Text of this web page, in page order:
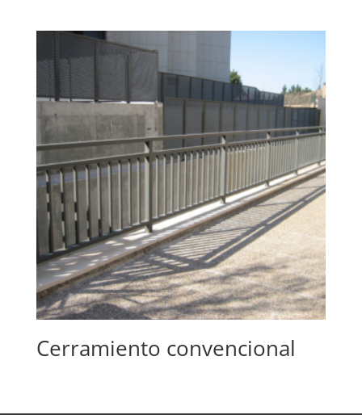
Cerramiento convencional